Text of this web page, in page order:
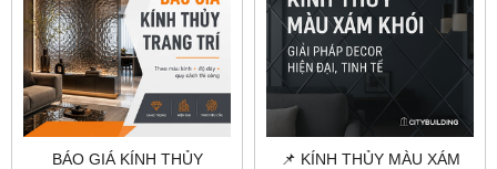
BÁO GIÁ KÍNH THỦY
📌 KÍNH THỦY MÀU XÁM